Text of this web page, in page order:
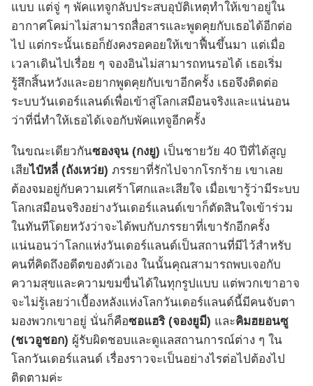
แบบ แต่จู่ ๆ พัคแทจูกลับประสบอุบัติเหตุทำให้เขาอยู่ใน
อากาศโคม่าไม่สามารถสื่อสารและพูดคุยกับเธอได้อีกต่อ
ไป แต่กระนั้นเธอก็ยังคงรอคอยให้เขาฟื้นขึ้นมา แต่เมื่อ
เวลาเดินไปเรื่อย ๆ จองอินไม่สามารถทนรอได้ เธอเริ่ม
รู้สึกสิ้นหวังและอยากพูดคุยกับเขาอีกครั้ง เธอจึงติดต่อ
ระบบวันเดอร์แลนด์เพื่อเข้าสู่โลกเสมือนจริงและแน่นอน
ว่าที่นี่ทำให้เธอได้เจอกับพัคแทจูอีกครั้ง
ในขณะเดียวกันซองจุน (กงยู) เป็นชายวัย 40 ปีที่ได้สูญ
เสียไป๋หลี่ (ถังเหว่ย) ภรรยาที่รักไปจากโรกร้าย เขาเลย
ต้องจมอยู่กับความเศร้าโศกและเสียใจ เมื่อเขารู้ว่ามีระบบ
โลกเสมือนจริงอย่างวันเดอร์แลนด์เขาก็ตัดสินใจเข้าร่วม
ในทันทีโดยหวังว่าจะได้พบกับภรรยาที่เขารักอีกครั้ง
แน่นอนว่าโลกแห่งวันเดอร์แลนด์เป็นสถานที่มีไว้สำหรับ
คนที่คิดถึงอดีตของตัวเอง ในนั้นคุณสามารถพบเจอกับ
ความสุขและความขมขื่นได้ในทุกรูปแบบ แต่พวกเขาอาจ
จะไม่รู้เลยว่าเบื้องหลังแห่งโลกวันเดอร์แลนด์นี้มีคนจับตา
มองพวกเขาอยู่ นั่นก็คือซอแฮริ (จองยูมี) และคิมฮยอนซู
(ชเวอูชอก) ผู้รับผิดชอบและดูแลสถานการณ์ต่าง ๆ ใน
โลกวันเดอร์แลนด์ เรื่องราวจะเป็นอย่างไรต่อไปต้องไป
ติดตามค่ะ